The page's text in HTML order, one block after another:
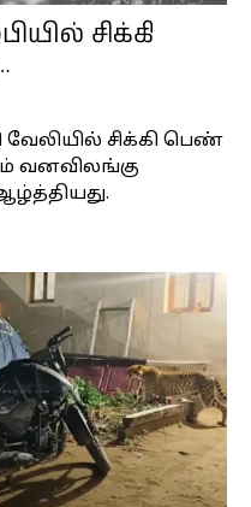
சிக்கி
வேலியில் சிக்கி பெண்
வனவிலங்கு